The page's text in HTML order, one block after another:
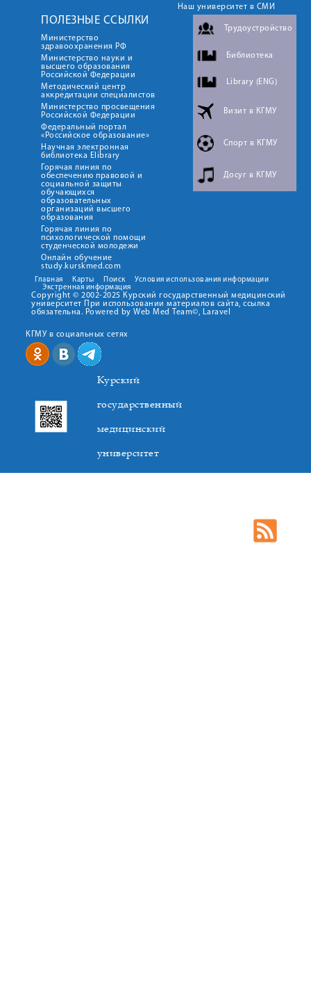
Наш университет в СМИ
ПОЛЕЗНЫЕ ССЫЛКИ
Министерство
здравоохранения РФ
Министерство науки и
высшего образования
Российской Федерации
Методический центр
аккредитации специалистов
Министерство просвещения
Российской Федерации
Федеральный портал
«Российское образование»
Научная электронная
библиотека Elibrary
Горячая линия по
обеспечению правовой и
социальной защиты
обучающихся
образовательных
организаций высшего
образования
Горячая линия по
психологической помощи
студенческой молодежи
Онлайн обучение
study.kurskmed.com
Трудоустройство
Библиотека
Library (ENG)
Визит в КГМУ
Спорт в КГМУ
Досуг в КГМУ
Главная Карты Поиск
Условия использования информации
Экстренная информация
Copyright © 2002-2025 Курский государственный медицинский
университет При использовании материалов сайта, ссылка
обязательна. Powered by Web Med Team©, Laravel
КГМУ в социальных сетях
Курский
государственный
медицинский
университет